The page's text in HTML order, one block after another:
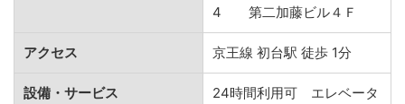
4 第二加藤ビル４Ｆ
アクセス 京王線 初台駅 徒歩 1分
設備・サービス
24時間利用可 エレベータ